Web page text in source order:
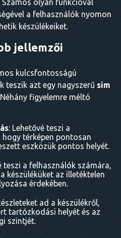
olyan funkcióval
a felhasználók nyomon
készülékeiket.
jellemzői
kulcsfontosságú
teszik azt egy nagyszerű sim
figyelemre méltó
: Lehetővé teszi a
térképen pontosan
eszközük pontos helyét.
teszi a felhasználók számára,
készüléküket az illetéktelen
érdekében.
ad a készülékről,
tartózkodási helyét és az
szintjét.